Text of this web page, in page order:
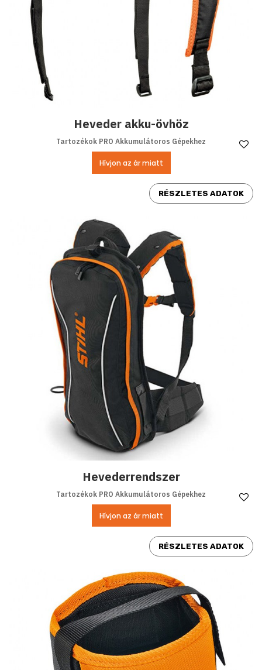
Heveder akku-övhöz
Tartozékok PRO Akkumulátoros Gépekhez
Hívjon az ár miatt
RÉSZLETES ADATOK
Hevederrendszer
Tartozékok PRO Akkumulátoros Gépekhez
Hívjon az ár miatt
RÉSZLETES ADATOK